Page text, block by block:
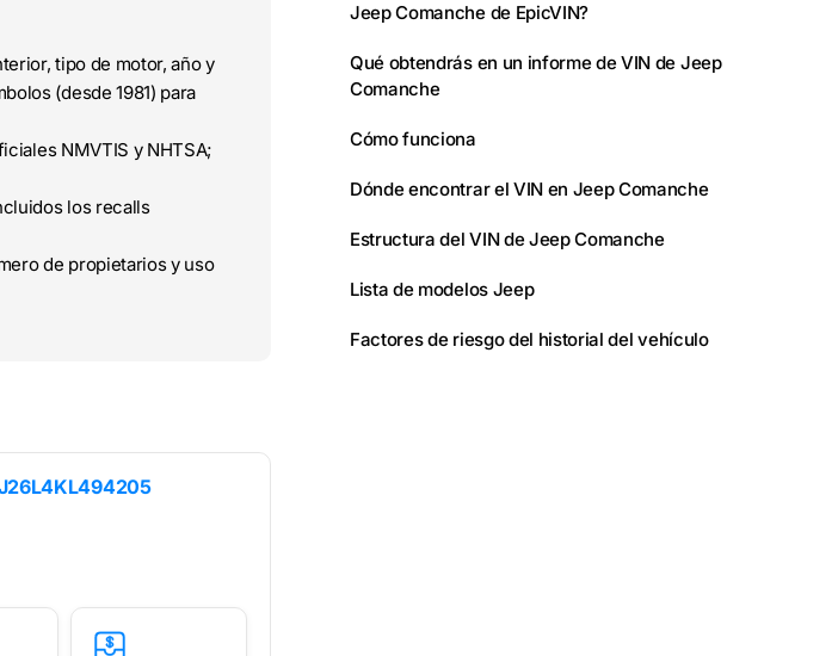
tipo de motor, año y
(desde 1981) para
NMVTIS y NHTSA;
los recalls
de propietarios y uso
Jeep Comanche de EpicVIN?
Qué obtendrás en un informe de VIN de Jeep
Comanche
Cómo funciona
Dónde encontrar el VIN en Jeep Comanche
Estructura del VIN de Jeep Comanche
Lista de modelos Jeep
Factores de riesgo del historial del vehículo